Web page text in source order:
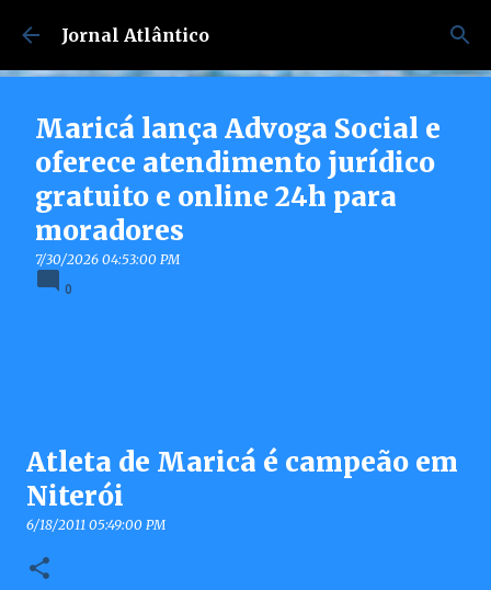
Pular para o conteúdo principal
Jornal Atlântico
Maricá lança Advoga Social e
oferece atendimento jurídico
gratuito e online 24h para
moradores
7/30/2026 04:53:00 PM
0
Atleta de Maricá é campeão em
Niterói
6/18/2011 05:49:00 PM